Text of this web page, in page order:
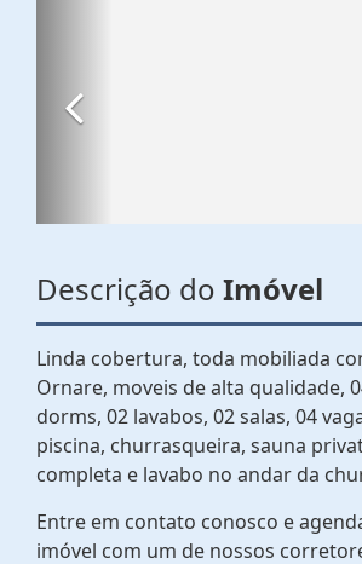
Descrição do Imóvel
Linda cobertura, toda mobiliada
Ornare, moveis de alta qualidade,
dorms, 02 lavabos, 02 salas, 04
piscina, churrasqueira, sauna
completa e lavabo no andar da
Entre em contato conosco e
imóvel com um de nossos